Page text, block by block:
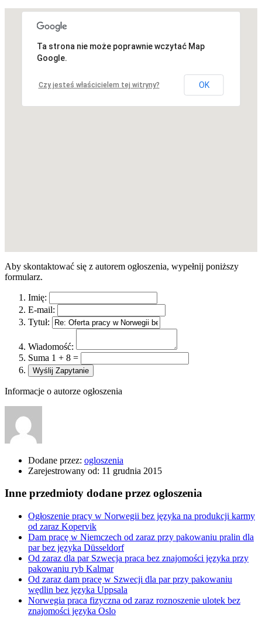
Niestety, adres nie został znaleziony.
Ta strona nie może poprawnie wczytać Map
Google.
Czy jesteś właścicielem tej witryny? OK
Aby skontaktować się z autorem ogłoszenia, wypełnij poniższy
formularz.
Imię:
E-mail:
Tytuł:
Wiadomość:
Suma 1 + 8 =
Informacje o autorze ogłoszenia
Dodane przez: ogloszenia
Zarejestrowany od: 11 grudnia 2015
Inne przedmioty dodane przez ogloszenia
Ogłoszenie pracy w Norwegii bez języka na produkcji karmy
od zaraz Kopervik
Dam pracę w Niemczech od zaraz przy pakowaniu pralin dla
par bez języka Düsseldorf
Od zaraz dla par Szwecja praca bez znajomości języka przy
pakowaniu ryb Kalmar
Od zaraz dam pracę w Szwecji dla par przy pakowaniu
wędlin bez języka Uppsala
Norwegia praca fizyczna od zaraz roznoszenie ulotek bez
znajomości języka Oslo